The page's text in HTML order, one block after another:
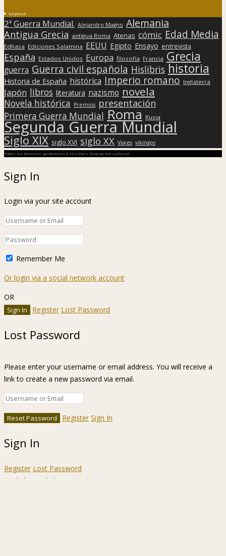
Sorpresa
2ª Guerra Mundial. Alejandro Magno Alemania
Antigua Grecia antigua Roma Atenas cómic Edad Media
Edhasa Ediciones Salamina EEUU Egipto Ensayo entrevista
España Estados Unidos Europa filosofía Francia Grecia
guerra Guerra civil española Hislibris historia
Historia de España histórica Imperio romano Inglaterra
Japón libros literatura nazismo novela
Novela histórica Premios presentación
Primera Guerra Mundial Roma Rusia
Segunda Guerra Mundial
Siglo XIX siglo XVI siglo XX Viajes vikingos
Todos los derechos pertenecen a Hislibris Asociación cultural
Sign In
Login via your site account
Remember Me
Or login via a social network account
OR
Register Lost Password
Lost Password
Please enter your username or email address. You will receive a
link to create a new password via email.
Register Sign In
Sign In
Register Lost Password
Ir a la barra de herramientas